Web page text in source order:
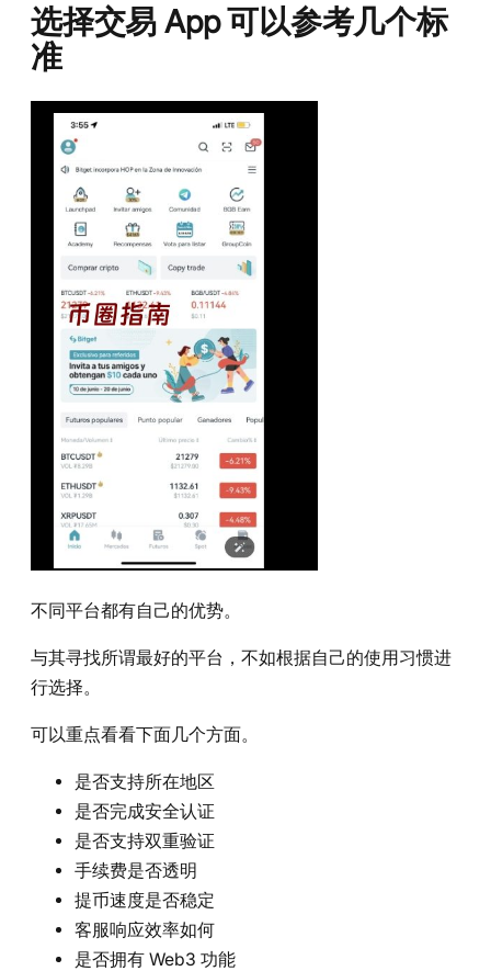
选择交易 App 可以参考几个标
准
不同平台都有自己的优势。
与其寻找所谓最好的平台，不如根据自己的使用习惯进
行选择。
可以重点看看下面几个方面。
是否支持所在地区
是否完成安全认证
是否支持双重验证
手续费是否透明
提币速度是否稳定
客服响应效率如何
是否拥有 Web3 功能